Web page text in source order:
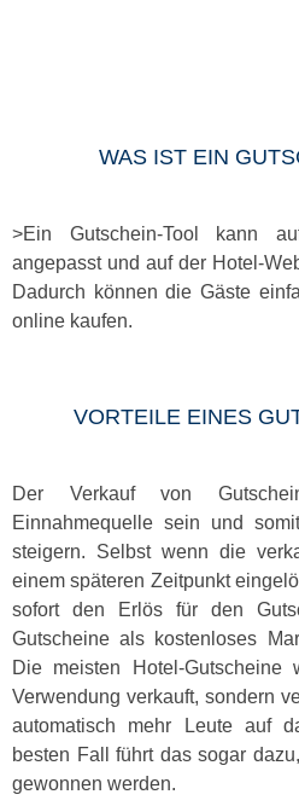
WAS IST EIN
>Ein Gutschein-Tool kann
angepasst und auf der Hotel-
Dadurch können die Gäste
online kaufen.
VORTEILE EINES
Der Verkauf von
Einnahmequelle sein und
steigern. Selbst wenn die
einem späteren Zeitpunkt
sofort den Erlös für den
Gutscheine als kostenloses
Die meisten Hotel-Gutscheine
Verwendung verkauft, sondern
automatisch mehr Leute auf
besten Fall führt das sogar
gewonnen werden.